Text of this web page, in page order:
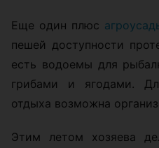
Еще один плюс
пешей доступности
есть водоемы для
грибами и ягодами.
отдыха возможна
Этим летом хозяева